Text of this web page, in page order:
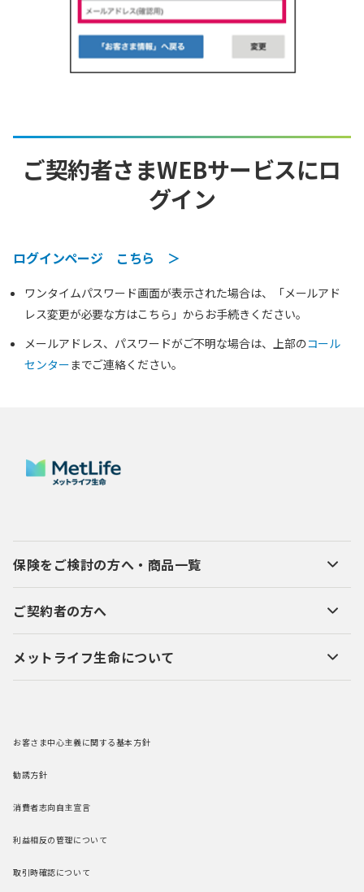
ご契約者さまWEBサービスにロ
グイン
ログインページ こちら ＞
ワンタイムパスワード画面が表示された場合は、「メールアド
レス変更が必要な方はこちら」からお手続きください。
メールアドレス、パスワードがご不明な場合は、上部のコール
センターまでご連絡ください。
保険をご検討の方へ・商品一覧
ご契約者の方へ
メットライフ生命について
お客さま中心主義に関する基本方針
勧誘方針
消費者志向自主宣言
利益相反の管理について
取引時確認について